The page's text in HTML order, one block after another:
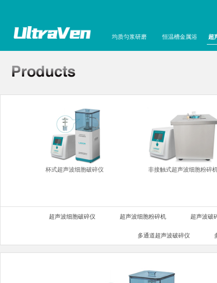
均质匀浆研磨 恒温槽金属浴 超
杯式超声波细胞破碎仪 非接触式超声波细胞粉碎
超声波细胞破碎仪 超声波细胞粉碎机 超声波破
多通道超声波破碎仪